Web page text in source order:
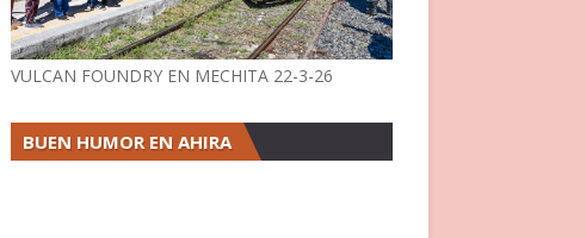
VULCAN FOUNDRY EN MECHITA 22-3-26
BUEN HUMOR EN AHIRA